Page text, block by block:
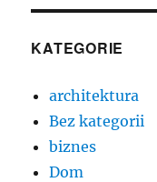
KATEGORIE
architektura
Bez kategorii
biznes
Dom